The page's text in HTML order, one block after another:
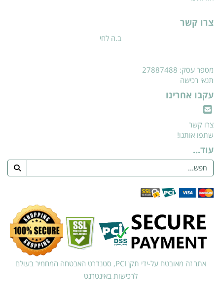
צרו קשר
ב.ה לחי
מספר עסק: 27887488
תנאי רכישה
עקבו אחרינו
צרו קשר
שתפו אותנו!
עוד...
אתר זה מאובטח על-ידי תקן PCI, סטנדרט האבטחה המחמיר בעולם
לרכישות באינטרנט